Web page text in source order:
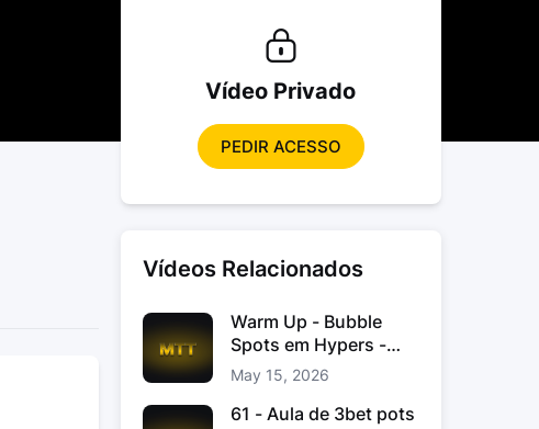
Vídeo Privado
PEDIR ACESSO
Vídeos Relacionados
Warm Up - Bubble
Spots em Hypers -
João “JoaoChef“
Branco
May 15, 2026
61 - Aula de 3bet pots